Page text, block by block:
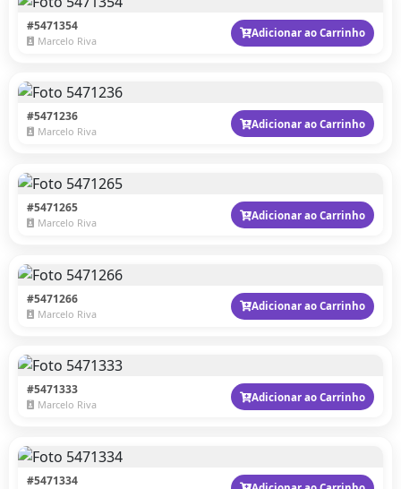
#5471354
Marcelo Riva
Adicionar ao Carrinho
#5471236
Marcelo Riva
Adicionar ao Carrinho
#5471265
Marcelo Riva
Adicionar ao Carrinho
#5471266
Marcelo Riva
Adicionar ao Carrinho
#5471333
Marcelo Riva
Adicionar ao Carrinho
#5471334